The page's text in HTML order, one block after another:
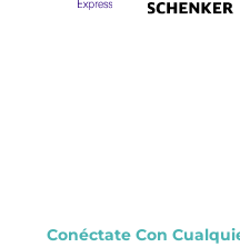
Conéctate Con